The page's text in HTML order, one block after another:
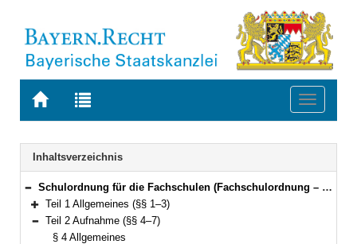
Zur
BAYERN.RECHT
Zur
letzten
Suche
Toggle
Navigation
Inhaltsverzeichnis
Bereich reduzieren
Schulordnung für die Fachschulen (Fachschulordnung – FSO) Vom 15. Mai 2017 (GVBl. S. 186) BayRS 2236-6-1-1-K (§§ 1–71)
Bereich erweitern
Teil 1 Allgemeines (§§ 1–3)
Bereich reduzieren
Teil 2 Aufnahme (§§ 4–7)
§ 4 Allgemeines